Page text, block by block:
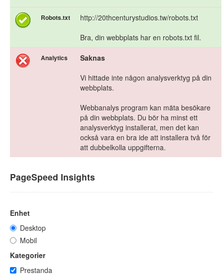
Robots.txt
http://20thcenturystudios.tw/robots.txt
Bra, din webbplats har en robots.txt fil.
Analytics
Saknas
Vi hittade inte någon analysverktyg på din
webbplats.
Webbanalys program kan mäta besökare
på din webbplats. Du bör ha minst ett
analysverktyg installerat, men det kan
också vara en bra ide att installera två för
att dubbelkolla uppgifterna.
PageSpeed Insights
Enhet
Desktop
Mobil
Kategorier
Prestanda